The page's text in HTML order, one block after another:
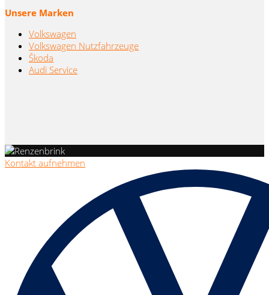
Unsere Marken
Volkswagen
Volkswagen Nutzfahrzeuge
Škoda
Audi Service
Kontakt aufnehmen